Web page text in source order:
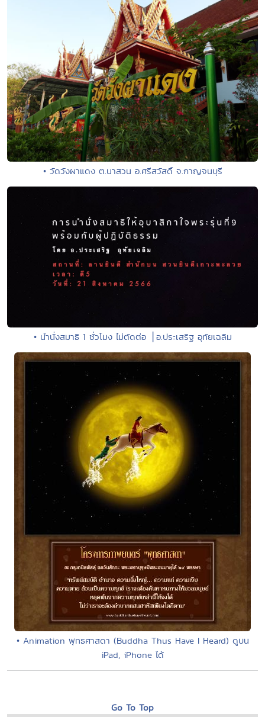
• วัดวังผาแดง ต.นาสวน อ.ศรีสวัสดิ์ จ.กาญจนบุรี
• นำนั่งสมาธิ 1 ชั่วโมง ไม่ตัดต่อ ⎪อ.ประเสริฐ อุทัยเฉลิม
• Animation พุทธศาสดา (Buddha Thus Have I Heard) ดูบน
iPad, iPhone ได้
Go To Top